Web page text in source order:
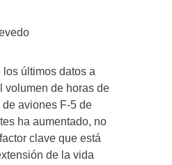
los últimos datos a
volumen de horas de
aviones F-5 de
ha aumentado, no
clave que está
de la vida